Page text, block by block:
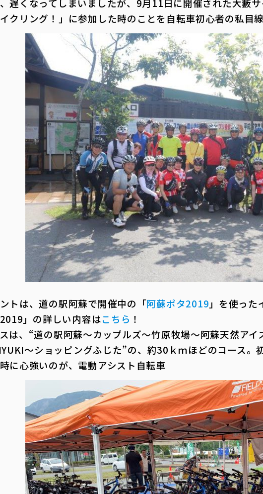
遅くなってしまいましたが、9月11日に開催された大藪
クリング！」に参加した時のことを自転車初心者の私目
トは、道の駅阿蘇で開催中の「阿蘇ポタ2019 」を使った
2019」の詳しい内容はこちら ！
は、“道の駅阿蘇～カップルズ～竹原牧場～阿蘇天然ア
～ショッピングふじた”の、約30ｋｍほどのコース
に心強いのが、電動アシスト自転車